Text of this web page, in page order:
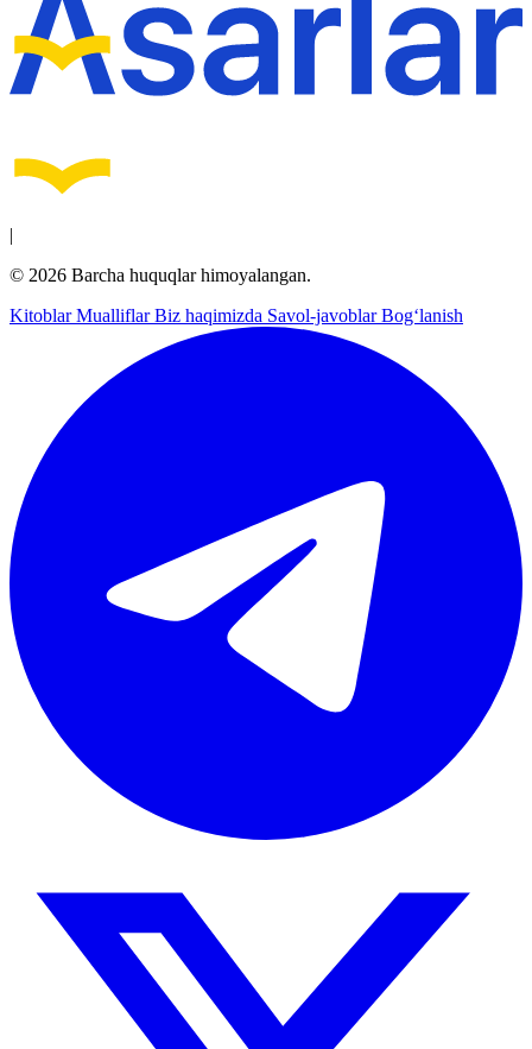
|
© 2026 Barcha huquqlar himoyalangan.
KitoblarMualliflarBiz haqimizda Savol-javoblarBog‘lanish